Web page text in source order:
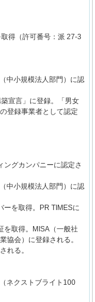
得（許可番号：派 27-3
中小規模法人部門）に認
宣言」に登録。「男女
登録事業者として認定
ングカンパニーに認定さ
中小規模法人部門）に認
ーを取得。PR TIMESに
を取得。MISA（一般社
協会）に登録される。
れる。
ネクストブライト100